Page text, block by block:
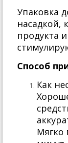
Упаковка
насадкой,
продукта
Способ
Как
Мягко